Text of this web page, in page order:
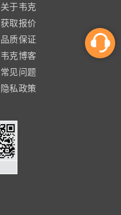
关于韦克
获取报价
品质保证
韦克博客
常见问题
隐私政策